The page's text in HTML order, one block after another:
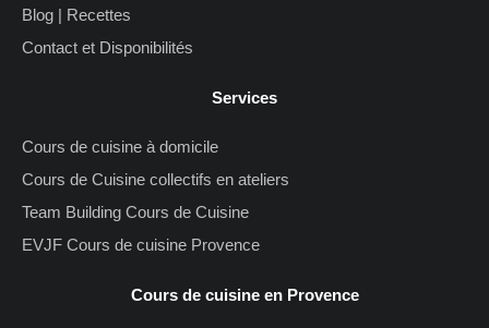
Blog | Recettes
Contact et Disponibilités
Services
Cours de cuisine à domicile
Cours de Cuisine collectifs en ateliers
Team Building Cours de Cuisine
EVJF Cours de cuisine Provence
Cours de cuisine en Provence